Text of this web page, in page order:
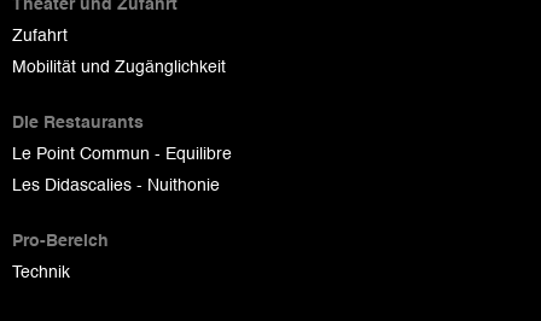
Theater und Zufahrt
Zufahrt
Mobilität und Zugänglichkeit
Die Restaurants
Le Point Commun - Equilibre
Les Didascalies - Nuithonie
Pro-Bereich
Technik